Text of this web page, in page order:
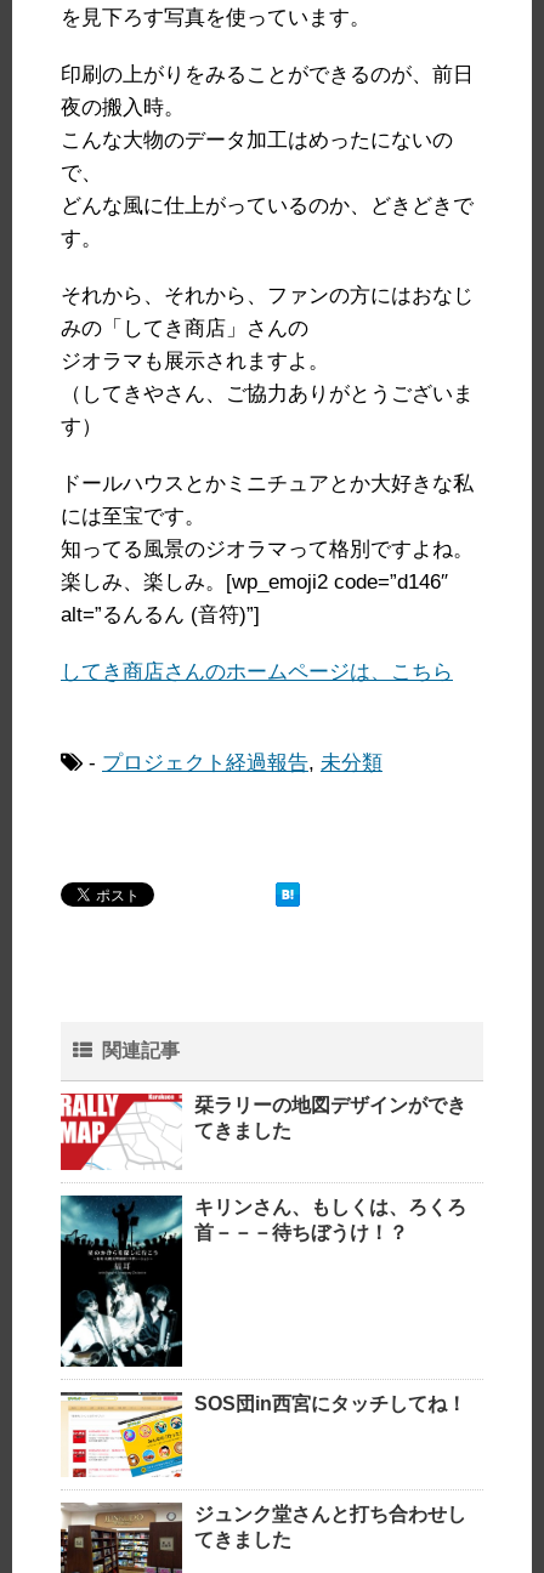
を見下ろす写真を使っています。
印刷の上がりをみることができるのが、前日
夜の搬入時。
こんな大物のデータ加工はめったにないの
で、
どんな風に仕上がっているのか、どきどきで
す。
それから、それから、ファンの方にはおなじ
みの「してき商店」さんの
ジオラマも展示されますよ。
（してきやさん、ご協力ありがとうございま
す）
ドールハウスとかミニチュアとか大好きな私
には至宝です。
知ってる風景のジオラマって格別ですよね。
楽しみ、楽しみ。[wp_emoji2 code=”d146″
alt=”るんるん (音符)”]
してき商店さんのホームページは、こちら
- プロジェクト経過報告, 未分類
関連記事
栞ラリーの地図デザインができ
てきました
キリンさん、もしくは、ろくろ
首－－－待ちぼうけ！？
SOS団in西宮にタッチしてね！
ジュンク堂さんと打ち合わせし
てきました